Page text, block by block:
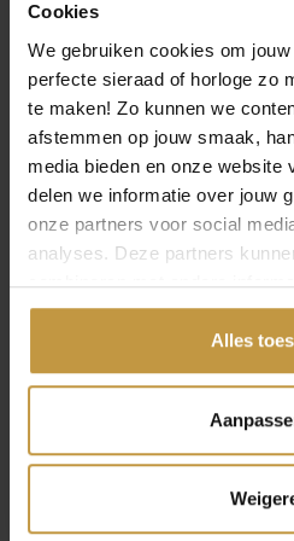
Cookies
We gebruiken cookies om
perfecte sieraad of horloge zo
te maken! Zo kunnen we
afstemmen op jouw smaak,
media bieden en onze website
delen we informatie over jouw
onze partners voor social
analyses. Deze partners
combineren met andere
gedeeld of die ze hebben
Alles
MEER
€750,00
SEIKO PROSPEX
SSC961P1 SOLAR
CHRONOGRAAF
HORLOGE